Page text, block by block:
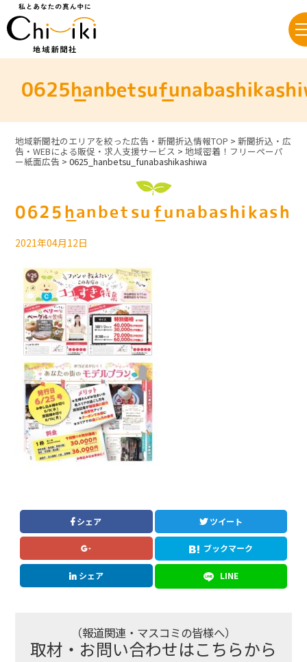
content
地域新聞社のエリアを絞った広告・新聞折込情報TOP >新聞折込・広
告・WEBによる販促・求人支援サービス >地域密着！フリーペーパ
ー紙面広告 >0625_hanbetsu_funabashikashiwa
2021年04月12日
シェア ツイート
ブックマーク
シェア LINE
（報道関連・マスコミの皆様へ）
取材・お問い合わせはこちらから